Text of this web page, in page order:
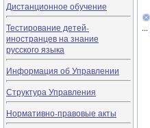
Дистанционное обучение
Тестирование детей-
иностранцев на знание
русского языка
Информация об Управлении
Структура Управления
Нормативно-правовые акты
...